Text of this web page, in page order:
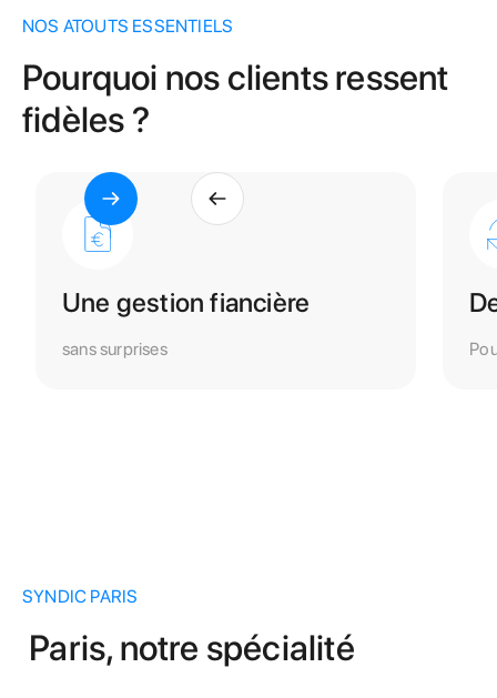
NOS ATOUTS ESSENTIELS
Pourquoi nos clients ressent
fidèles ?
Une gestion fiancière
sans surprises
SYNDIC PARIS
Paris, notre spécialité